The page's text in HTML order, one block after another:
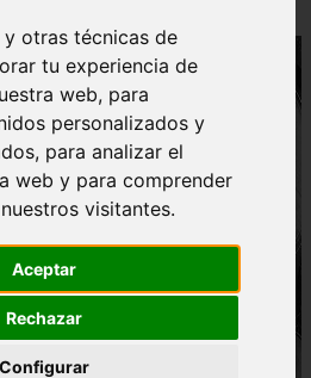
otras técnicas de
tu experiencia de
web, para
personalizados y
para analizar el
web y para comprender
visitantes.
Aceptar
Rechazar
Configurar